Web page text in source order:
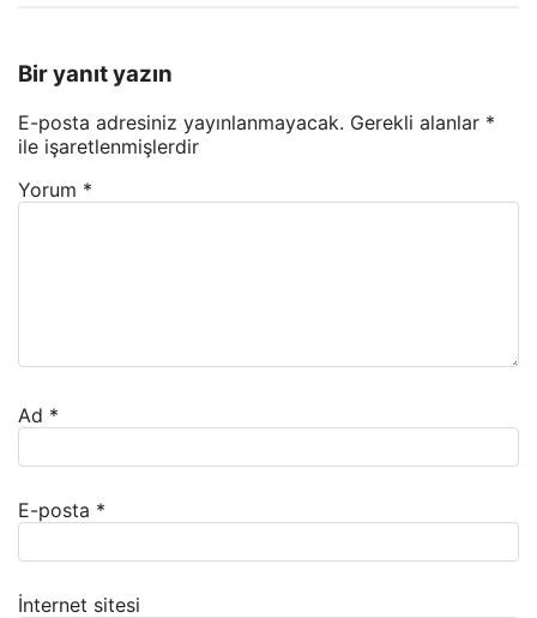
Bir yanıt yazın
E-posta adresiniz yayınlanmayacak. Gerekli alanlar *
ile işaretlenmişlerdir
Yorum *
Ad *
E-posta *
İnternet sitesi